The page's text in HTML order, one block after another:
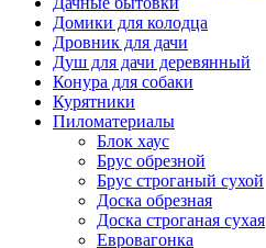
Домики для колодца
Дровник для дачи
Душ для дачи деревянный
Конура для собаки
Курятники
Пиломатериалы
Блок хаус
Брус обрезной
Брус строганый сухой
Доска обрезная
Доска строганая сухая
Евровагонка